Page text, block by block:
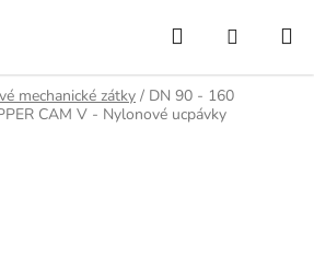
Hľadať
KOŠÍK
mechanické zátky / DN 90 - 160
CAM V - Nylonové ucpávky